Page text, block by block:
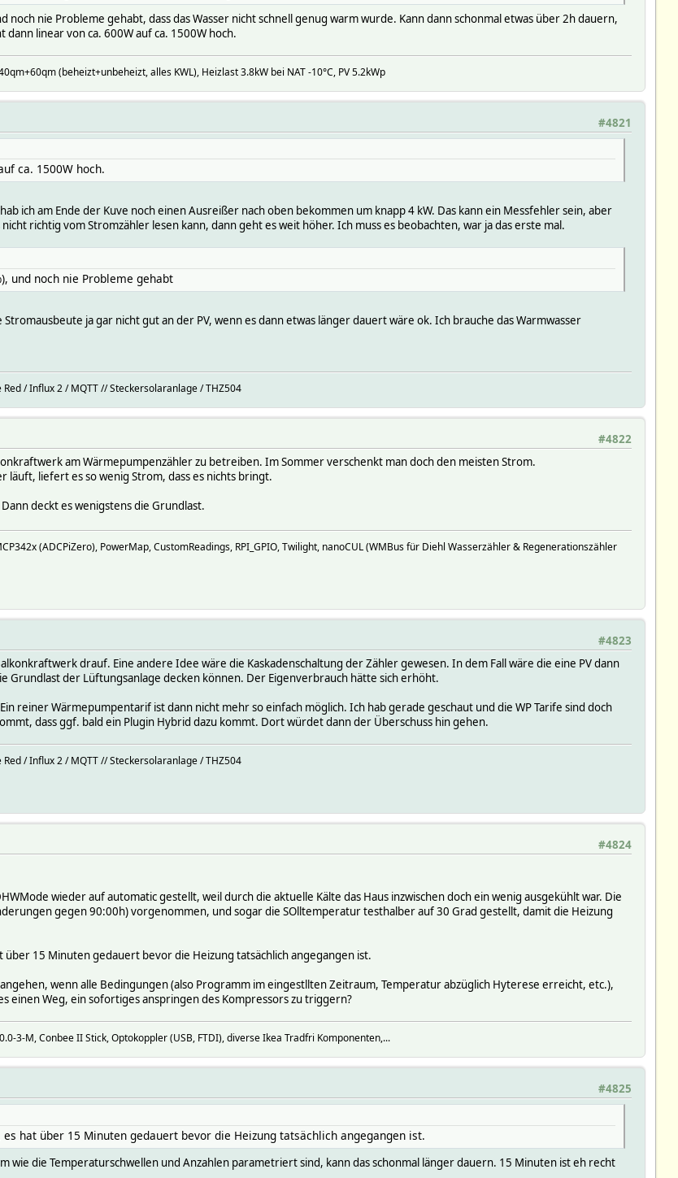
noch nie Probleme gehabt, dass das Wasser nicht schnell genug warm wurde. Kann dann schonmal etwas über 2h dauern,
dann linear von ca. 600W auf ca. 1500W hoch.
(beheizt+unbeheizt, alles KWL), Heizlast 3.8kW bei NAT -10°C, PV 5.2kWp
#4821
ca. 1500W hoch.
ich am Ende der Kuve noch einen Ausreißer nach oben bekommen um knapp 4 kW. Das kann ein Messfehler sein, aber
richtig vom Stromzähler lesen kann, dann geht es weit höher. Ich muss es beobachten, war ja das erste mal.
und noch nie Probleme gehabt
ja gar nicht gut an der PV, wenn es dann etwas länger dauert wäre ok. Ich brauche das Warmwasser
/ Influx 2 / MQTT // Steckersolaranlage / THZ504
#4822
am Wärmepumpenzähler zu betreiben. Im Sommer verschenkt man doch den meisten Strom.
läuft, liefert es so wenig Strom, dass es nichts bringt.
deckt es wenigstens die Grundlast.
(ADCPiZero), PowerMap, CustomReadings, RPI_GPIO, Twilight, nanoCUL (WMBus für Diehl Wasserzähler & Regenerationszähler
#4823
drauf. Eine andere Idee wäre die Kaskadenschaltung der Zähler gewesen. In dem Fall wäre die eine PV dann
Grundlast der Lüftungsanlage decken können. Der Eigenverbrauch hätte sich erhöht.
reiner Wärmepumpentarif ist dann nicht mehr so einfach möglich. Ich hab gerade geschaut und die WP Tarife sind doch
dass ggf. bald ein Plugin Hybrid dazu kommt. Dort würdet dann der Überschuss hin gehen.
/ Influx 2 / MQTT // Steckersolaranlage / THZ504
#4824
wieder auf automatic gestellt, weil durch die aktuelle Kälte das Haus inzwischen doch ein wenig ausgekühlt war. Die
gegen 90:00h) vorgenommen, und sogar die SOlltemperatur testhalber auf 30 Grad gestellt, damit die Heizung
über 15 Minuten gedauert bevor die Heizung tatsächlich angegangen ist.
wenn alle Bedingungen (also Programm im eingestllten Zeitraum, Temperatur abzüglich Hyterese erreicht, etc.),
einen Weg, ein sofortiges anspringen des Kompressors zu triggern?
3-M, Conbee II Stick, Optokoppler (USB, FTDI), diverse Ikea Tradfri Komponenten,...
#4825
hat über 15 Minuten gedauert bevor die Heizung tatsächlich angegangen ist.
wie die Temperaturschwellen und Anzahlen parametriert sind, kann das schonmal länger dauern. 15 Minuten ist eh recht